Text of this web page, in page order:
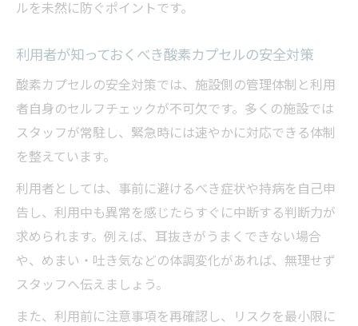
酸素カプセルの効果を実感するための工夫
酸素カプセル利用時の副作用やリスクを解
説
酸素カプセルで注意が必要な健康リスクと
は
利用者が知っておくべき副作用と対策法
酸素カプセルのリスクを正しく理解して利
用
健康被害を避ける酸素カプセル利用のポイ
ント
ルを未然に防ぐポイントです。
利用者が知っておくべき酸素カプセルの安全対策
酸素カプセルの安全対策では、施設側の管理体制と利用
者自身のセルフチェックが不可欠です。多くの施設では
スタッフが常駐し、緊急時には速やかに対応できる体制
を整えています。
利用者としては、事前に避けるべき症状や持病を自己申
告し、利用中も異常を感じたらすぐに中断する判断力が
求められます。例えば、耳抜きがうまくできない場合
や、めまい・吐き気などの体調変化があれば、無理せず
スタッフへ伝えましょう。
また、利用前に注意事項を再確認し、リスクを最小限に